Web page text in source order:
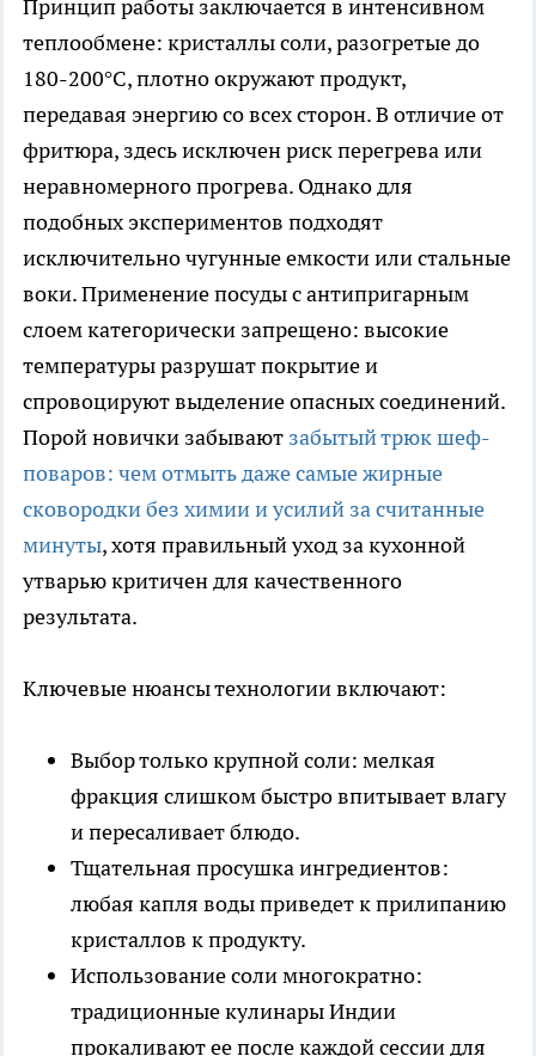
Принцип работы заключается в интенсивном
теплообмене: кристаллы соли, разогретые до
180-200°C, плотно окружают продукт,
передавая энергию со всех сторон. В отличие от
фритюра, здесь исключен риск перегрева или
неравномерного прогрева. Однако для
подобных экспериментов подходят
исключительно чугунные емкости или стальные
воки. Применение посуды с антипригарным
слоем категорически запрещено: высокие
температуры разрушат покрытие и
спровоцируют выделение опасных соединений.
Порой новички забывают забытый трюк шеф-
поваров: чем отмыть даже самые жирные
сковородки без химии и усилий за считанные
минуты, хотя правильный уход за кухонной
утварью критичен для качественного
результата.
Ключевые нюансы технологии включают:
Выбор только крупной соли: мелкая
фракция слишком быстро впитывает влагу
и пересаливает блюдо.
Тщательная просушка ингредиентов:
любая капля воды приведет к прилипанию
кристаллов к продукту.
Использование соли многократно:
традиционные кулинары Индии
прокаливают ее после каждой сессии для